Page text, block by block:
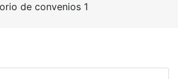
de convenios 1